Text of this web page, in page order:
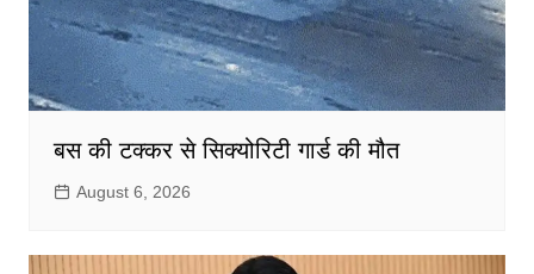
बस की टक्कर से सिक्योरिटी गार्ड की मौत
August 6, 2026